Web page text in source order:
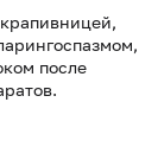
после